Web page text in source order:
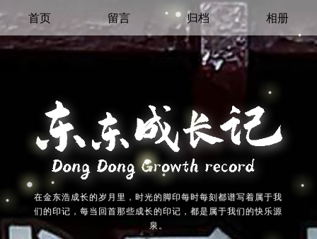
首页 留言 归档 相册
在金东浩成长的岁月里，时光的脚印每时每刻都谱写着属于我
们的印记，每当回首那些成长的印记，都是属于我们的快乐源
泉。